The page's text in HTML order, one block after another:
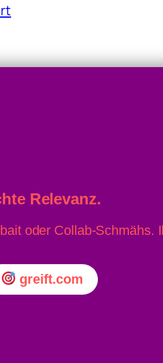
Relevanz.
oder Collab-Schmähs.
greift.com